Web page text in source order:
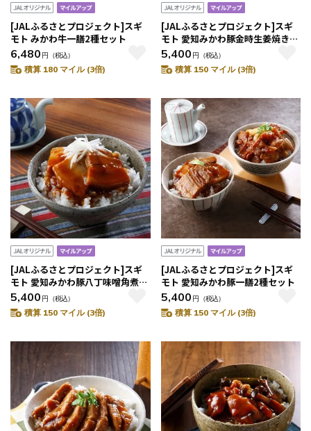
[JALふるさとプロジェクト]スギ
モト みかわ牛一膳2種セット
6,480 円 （税込）
積算 180 マイル (3倍)
[JALふるさとプロジェクト]スギ
モト 愛知みかわ豚金時生姜焼き一
膳
5,400 円 （税込）
積算 150 マイル (3倍)
[JALふるさとプロジェクト]スギ
モト 愛知みかわ豚八丁味噌角煮一
膳
5,400 円 （税込）
積算 150 マイル (3倍)
[JALふるさとプロジェクト]スギ
モト 愛知みかわ豚一膳2種セット
5,400 円 （税込）
積算 150 マイル (3倍)